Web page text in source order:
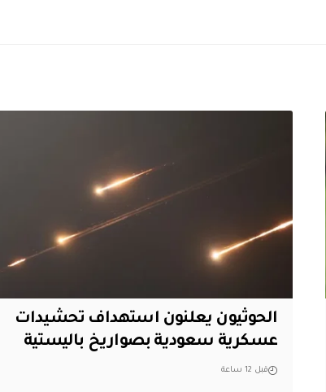
الحوثيون يعلنون استهداف تحشيدات
عسكرية سعودية بصواريخ باليستية
قبل 12 ساعة